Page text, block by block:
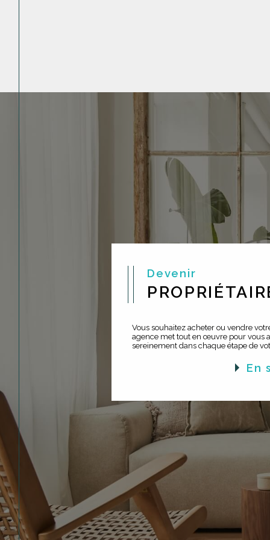
Devenir
Vous souhaitez acheter ou vendre
agence met tout en œuvre pour vous
sereinement dans chaque étape de